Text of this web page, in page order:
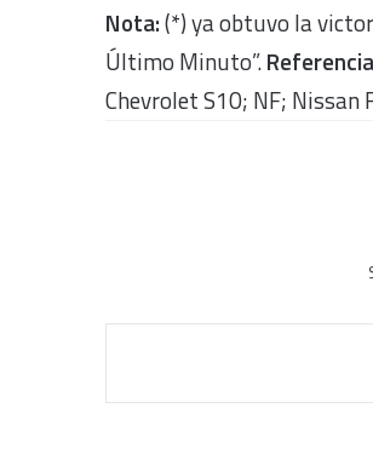
Nota:(*) ya obtuvo la
Último Minuto”.
Chevrolet S10; NF; Nissan